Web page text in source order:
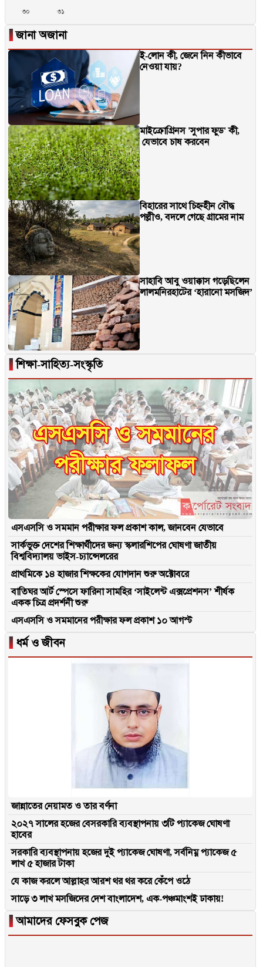
৩০ ৩১
▐জানা অজানা
ই-লোন কী, জেনে নিন কীভাবে
নেওয়া যায়?
মাইক্রোগ্রিনস 'সুপার ফুড' কী,
যেভাবে চাষ করবেন
বিহারের সাথে চিহ্নহীন বৌদ্ধ
পল্লীও, বদলে গেছে গ্রামের নাম
সাহাবি আবু ওয়াক্কাস গড়েছিলেন
লালমনিরহাটের ‘হারানো মসজিদ’
▐শিক্ষা-সাহিত্য-সংস্কৃতি
এসএসসি ও সমমান পরীক্ষার ফল প্রকাশ কাল, জানবেন যেভাবে
সার্কভুক্ত দেশের শিক্ষার্থীদের জন্য স্কলারশিপের ঘোষণা জাতীয়
বিশ্ববিদ্যালয় ভাইস-চ্যান্সেলরের
প্রাথমিকে ১৪ হাজার শিক্ষকের যোগদান শুরু অক্টোবরে
বাতিঘর আর্ট স্পেসে ফারিনা সামহির ‘সাইলেন্ট এক্সপ্রেশনস’ শীর্ষক
একক চিত্র প্রদর্শনী শুরু
এসএসসি ও সমমানের পরীক্ষার ফল প্রকাশ ১০ আগস্ট
▐ ধর্ম ও জীবন
জান্নাতের নেয়ামত ও তার বর্ণনা
২০২৭ সালের হজের বেসরকারি ব্যবস্থাপনায় ৩টি প্যাকেজ ঘোষণা
হাবের
সরকারি ব্যবস্থাপনায় হজের দুই প্যাকেজ ঘোষণা, সর্বনিম্ন প্যাকেজ ৫
লাখ ৫ হাজার টাকা
যে কাজ করলে আল্লাহর আরশ থর থর করে কেঁপে ওঠে
সাড়ে ৩ লাখ মসজিদের দেশ বাংলাদেশ, এক-পঞ্চমাংশই ঢাকায়!
▐আমাদের ফেসবুক পেজ